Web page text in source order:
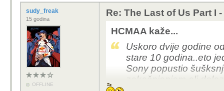
sudy_freak
15 godina
OFFLINE
Re: The Last of Us Part I
HCMAA kaže...
Uskoro dvije godine
stare 10 godina..eto
Sony popustio
zakašnjenjem ali